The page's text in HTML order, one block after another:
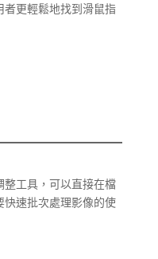
更輕鬆地找到滑鼠指
工具，可以直接在檔
速批次處理影像的使